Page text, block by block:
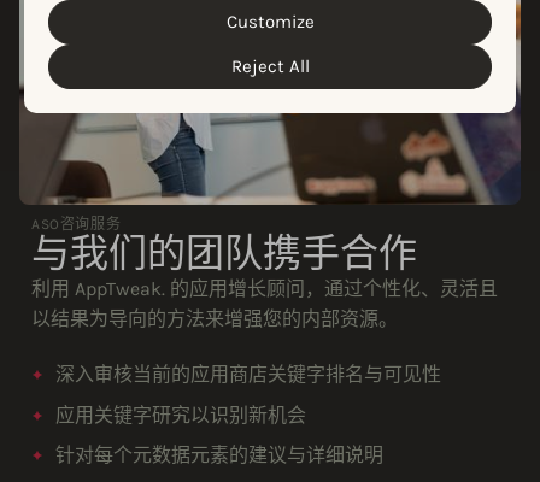
customize your cookie settings and preferences by
clicking the “Customize” button.
Reject All
Customize
ASO咨询服务
与我们的团队携手合作
利用 AppTweak. 的应用增长顾问，通过个性化、灵活且
以结果为导向的方法来增强您的内部资源。
深入审核当前的应用商店关键字排名与可见性
应用关键字研究以识别新机会
针对每个元数据元素的建议与详细说明